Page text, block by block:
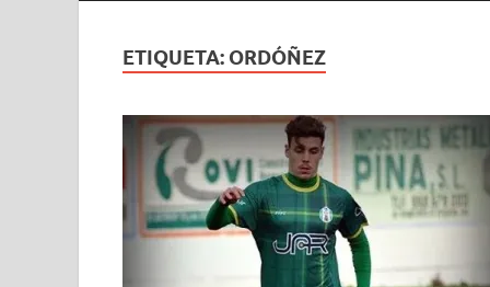
ETIQUETA: ORDÓÑEZ